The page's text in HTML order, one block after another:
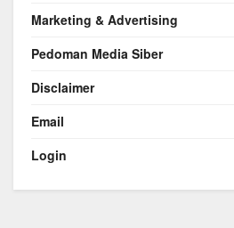
Marketing & Advertising
Pedoman Media Siber
Disclaimer
Email
Login